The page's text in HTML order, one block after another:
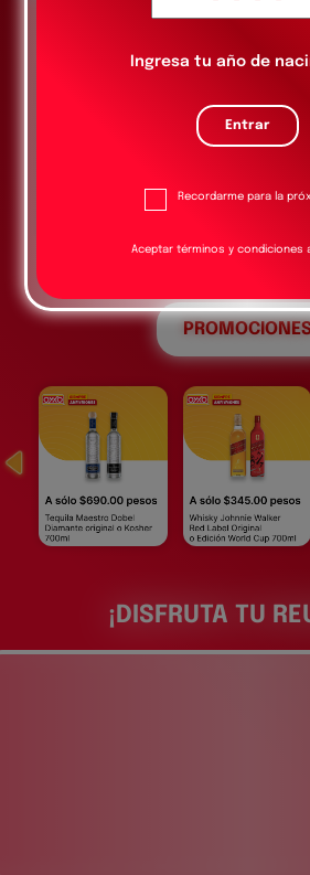
¡DISFRUTA TU
Ingresa tu año de
Entrar
Recordarme para la
Aceptar términos y condiciones